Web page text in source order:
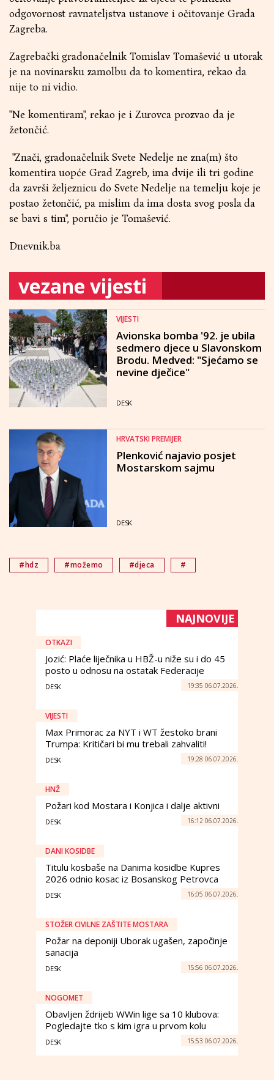
odgovornost ravnateljstva ustanove i očitovanje Grada
Zagreba.
Zagrebački gradonačelnik Tomislav Tomašević u utorak
je na novinarsku zamolbu da to komentira, rekao da
nije to ni vidio.
"Ne komentiram", rekao je i Zurovca prozvao da je
žetončić.
"Znači, gradonačelnik Svete Nedelje ne zna(m) što
komentira uopće Grad Zagreb, ima dvije ili tri godine
da završi željeznicu do Svete Nedelje na temelju koje je
postao žetončić, pa mislim da ima dosta svog posla da
se bavi s tim", poručio je Tomašević.
Dnevnik.ba
vezane vijesti
VIJESTI
Avionska bomba '92. je ubila
sedmero djece u Slavonskom
Brodu. Medved: "Sjećamo se
nevine dječice"
DESK
HRVATSKI PREMIJER
Plenković najavio posjet
Mostarskom sajmu
DESK
#hdz #možemo #djeca #
NAJNOVIJE
OTKAZI
Jozić: Plaće liječnika u HBŽ-u niže su i do 45
posto u odnosu na ostatak Federacije
DESK 19:35 06.07.2026.
VIJESTI
Max Primorac za NYT i WT žestoko brani
Trumpa: Kritičari bi mu trebali zahvaliti!
DESK 19:28 06.07.2026.
HNŽ
Požari kod Mostara i Konjica i dalje aktivni
DESK 16:12 06.07.2026.
DANI KOSIDBE
Titulu kosbaše na Danima kosidbe Kupres
2026 odnio kosac iz Bosanskog Petrovca
DESK 16:05 06.07.2026.
STOŽER CIVILNE ZAŠTITE MOSTARA
Požar na deponiji Uborak ugašen, započinje
sanacija
DESK 15:56 06.07.2026.
NOGOMET
Obavljen ždrijeb WWin lige sa 10 klubova:
Pogledajte tko s kim igra u prvom kolu
DESK 15:53 06.07.2026.